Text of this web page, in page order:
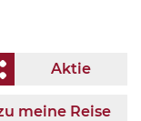
Aktie
meine Reise